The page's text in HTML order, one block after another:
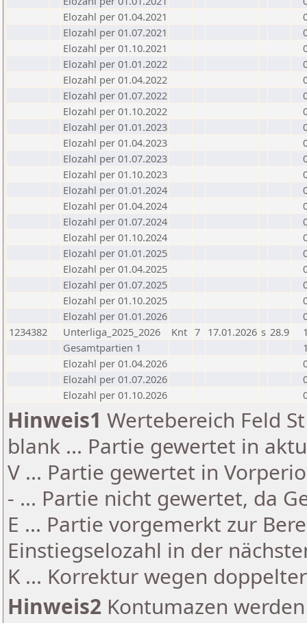
Elozahl per 01.04.2021
Elozahl per 01.07.2021
Elozahl per 01.10.2021
Elozahl per 01.01.2022
Elozahl per 01.04.2022
Elozahl per 01.07.2022
Elozahl per 01.10.2022
Elozahl per 01.01.2023
Elozahl per 01.04.2023
Elozahl per 01.07.2023
Elozahl per 01.10.2023
Elozahl per 01.01.2024
Elozahl per 01.04.2024
Elozahl per 01.07.2024
Elozahl per 01.10.2024
Elozahl per 01.01.2025
Elozahl per 01.04.2025
Elozahl per 01.07.2025
Elozahl per 01.10.2025
Elozahl per 01.01.2026
1234382
Unterliga_2025_2026 Knt 7 17.01.2026 s 28.9
Gesamtpartien 1
Elozahl per 01.04.2026
Elozahl per 01.07.2026
Elozahl per 01.10.2026
Hinweis1 Wertebereich Feld
blank ... Partie gewertet in
V ... Partie gewertet in
- ... Partie nicht gewertet, da
E ... Partie vorgemerkt zur
Einstiegselozahl in der
K ... Korrektur wegen
Hinweis2 Kontumazen